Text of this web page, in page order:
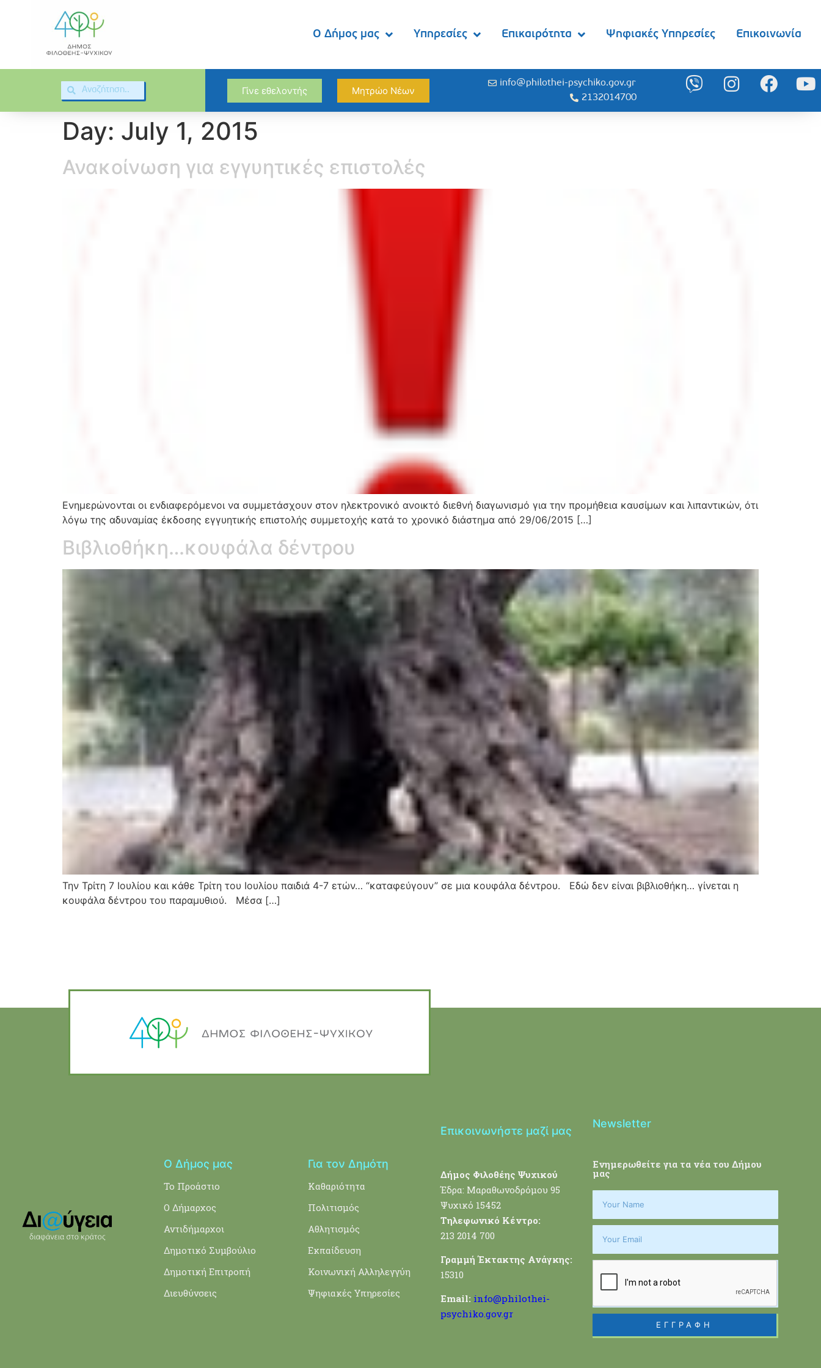
Ο Δήμος μας Υπηρεσίες Επικαιρότητα Ψηφιακές Υπηρεσίες Επικοινωνία
Γίνε εθελοντής Μητρώο Νέων
info@philothei-psychiko.gov.gr
2132014700
Day: July 1, 2015
Ανακοίνωση για εγγυητικές επιστολές
Ενημερώνονται οι ενδιαφερόμενοι να συμμετάσχουν στον ηλεκτρονικό ανοικτό διεθνή διαγωνισμό για την προμήθεια καυσίμων και λιπαντικών, ότι
λόγω της αδυναμίας έκδοσης εγγυητικής επιστολής συμμετοχής κατά το χρονικό διάστημα από 29/06/2015 […]
Βιβλιοθήκη…κουφάλα δέντρου
Την Τρίτη 7 Ιουλίου και κάθε Τρίτη του Ιουλίου παιδιά 4-7 ετών… “καταφεύγουν” σε μια κουφάλα δέντρου. Εδώ δεν είναι βιβλιοθήκη… γίνεται η
κουφάλα δέντρου του παραμυθιού. Μέσα […]
Ο Δήμος μας
Το Προάστιο
Ο Δήμαρχος
Αντιδήμαρχοι
Δημοτικό Συμβούλιο
Δημοτική Επιτροπή
Διευθύνσεις
Για τον Δημότη
Καθαριότητα
Πολιτισμός
Αθλητισμός
Εκπαίδευση
Κοινωνική Αλληλεγγύη
Ψηφιακές Υπηρεσίες
Επικοινωνήστε μαζί μας
Δήμος Φιλοθέης Ψυχικού
Έδρα: Μαραθωνοδρόμου 95
Ψυχικό 15452
Τηλεφωνικό Κέντρο:
213 2014 700
Γραμμή Έκτακτης Ανάγκης:
15310
Email: info@philothei-
psychiko.gov.gr
Newsletter
Ενημερωθείτε για τα νέα του Δήμου
μας
ΕΓΓΡΑΦΗ